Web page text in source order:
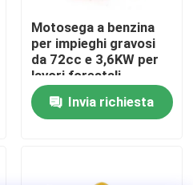
Motosega a benzina
per impieghi gravosi
da 72cc e 3,6KW per
lavori forestali
professionali
Invia richiesta